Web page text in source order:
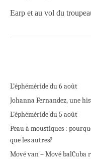
Earp et au vol du
L’éphéméride du 6 août
Johanna Fernandez, une
L’éphéméride du 5 août
Peau à moustiques :
que les autres?
Mové van – Mové balCuba